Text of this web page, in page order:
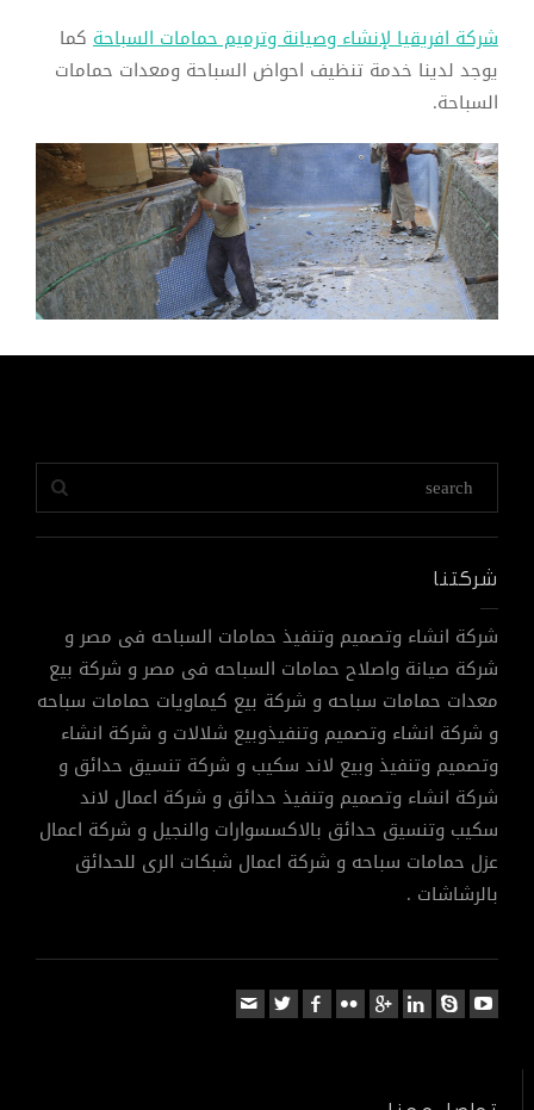
شركة افريقيا لإنشاء وصيانة وترميم حمامات السباحة كما
يوجد لدينا خدمة تنظيف احواض السباحة ومعدات حمامات
السباحة.
شركتنا
شركة انشاء وتصميم وتنفيذ حمامات السباحه فى مصر و
شركة صيانة واصلاح حمامات السباحه فى مصر و شركة بيع
معدات حمامات سباحه و شركة بيع كيماويات حمامات سباحه
و شركة انشاء وتصميم وتنفيذوبيع شلالات و شركة انشاء
وتصميم وتنفيذ وبيع لاند سكيب و شركة تنسيق حدائق و
شركة انشاء وتصميم وتنفيذ حدائق و شركة اعمال لاند
سكيب وتنسيق حدائق بالاكسسوارات والنجيل و شركة اعمال
عزل حمامات سباحه و شركة اعمال شبكات الرى للحدائق
بالرشاشات .